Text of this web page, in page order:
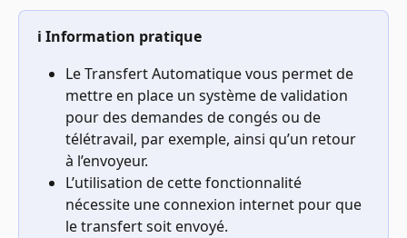
ℹ️ Information pratique
Le Transfert Automatique vous permet de
mettre en place un système de validation
pour des demandes de congés ou de
télétravail, par exemple, ainsi qu’un retour
à l’envoyeur.
L’utilisation de cette fonctionnalité
nécessite une connexion internet pour que
le transfert soit envoyé.